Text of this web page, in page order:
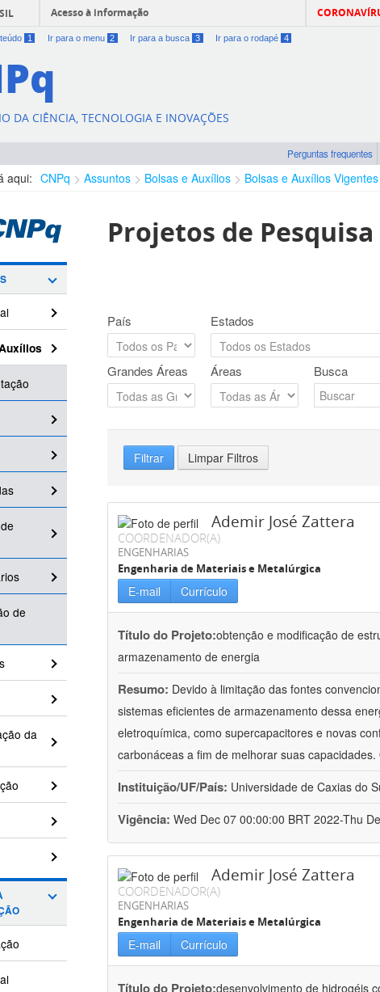
Acesso à informação
1 Ir para o menu 2 Ir para a busca 3 Ir para o rodapé 4
DA CIÊNCIA, TECNOLOGIA E INOVAÇÕES
Perguntas frequentes
aqui: CNPq Assuntos Bolsas e Auxílios Bolsas e Auxílios Vigentes
de
da
Projetos de Pesquisa
País Estados
Grandes Áreas Áreas Busca
Filtrar Limpar Filtros
Ademir José Zattera
COORDENADOR(A)
ENGENHARIAS
Engenharia de Materiais e Metalúrgica
E-mail Currículo
Título do Projeto:obtenção e modificação de
armazenamento de energia
Resumo: Devido à limitação das fontes
sistemas eficientes de armazenamento dessa
eletroquímica, como supercapacitores e novas
carbonáceas a fim de melhorar suas
Instituição/UF/País: Universidade de Caxias do
Vigência: Wed Dec 07 00:00:00 BRT 2022-Thu
Ademir José Zattera
COORDENADOR(A)
ENGENHARIAS
Engenharia de Materiais e Metalúrgica
E-mail Currículo
Título do Projeto:desenvolvimento de hidrogéis